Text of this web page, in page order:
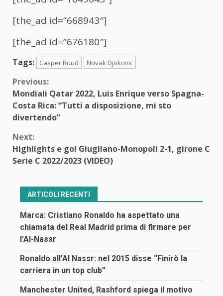
[the_ad id=”668943″]
[the_ad id=”676180″]
Tags: Casper Ruud Novak Djokovic
Continue
Reading
Previous:
Mondiali Qatar 2022, Luis Enrique verso Spagna-
Costa Rica: “Tutti a disposizione, mi sto
divertendo”
Next:
Highlights e gol Giugliano-Monopoli 2-1, girone C
Serie C 2022/2023 (VIDEO)
ARTICOLI RECENTI
Marca: Cristiano Ronaldo ha aspettato una
chiamata del Real Madrid prima di firmare per
l’Al-Nassr
Ronaldo all’Al Nassr: nel 2015 disse “Finirò la
carriera in un top club”
Manchester United, Rashford spiega il motivo